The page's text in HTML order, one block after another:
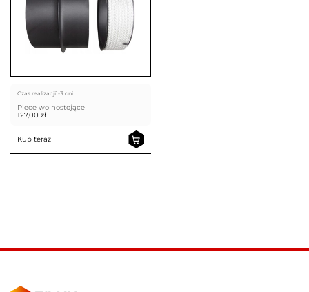
Czas realizacji1-3 dni
Piece wolnostojące
127,00 zł
Kup teraz